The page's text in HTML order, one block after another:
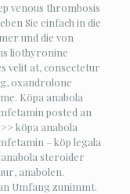
venous thrombosis
Sie einfach in die
und die von
liothyronine
velit at, consectetur
oxandrolone
Köpa anabola
posted an
köpa anabola
– köp legala
steroider
anabolen.
Umfang zunimmt.